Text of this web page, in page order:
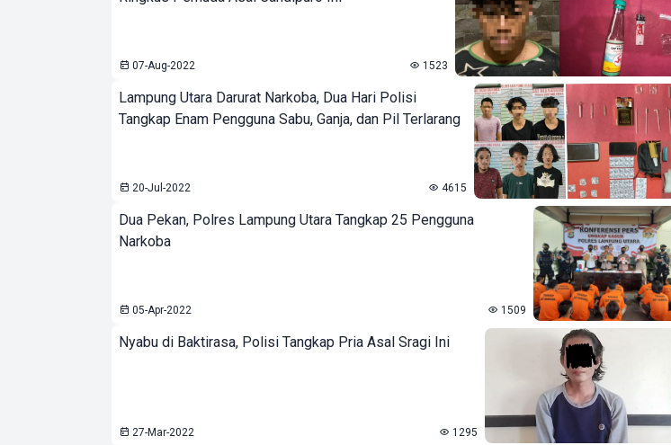
07-Aug-2022 1523
Lampung Utara Darurat Narkoba, Dua Hari Polisi
Tangkap Enam Pengguna Sabu, Ganja, dan Pil Terlarang
20-Jul-2022 4615
Dua Pekan, Polres Lampung Utara Tangkap 25 Pengguna
Narkoba
05-Apr-2022 1509
Nyabu di Baktirasa, Polisi Tangkap Pria Asal Sragi Ini
27-Mar-2022 1295